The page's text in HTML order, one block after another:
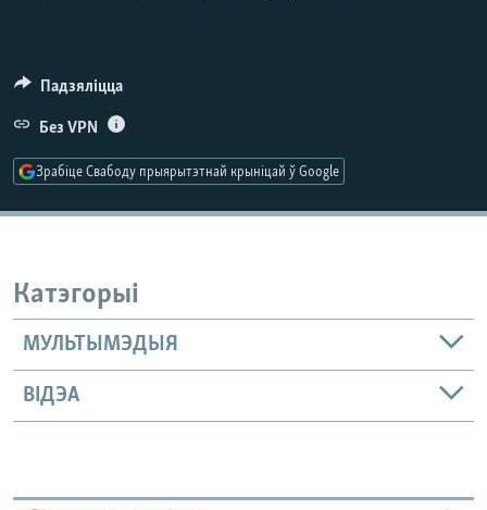
Падзяліцца
Без VPN
Зрабіце Свабоду прыярытэтнай крыніцай ў Google
Катэгорыі
МУЛЬТЫМЭДЫЯ
ВІДЭА